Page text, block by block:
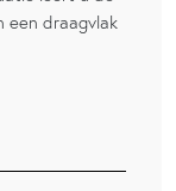
een draagvlak